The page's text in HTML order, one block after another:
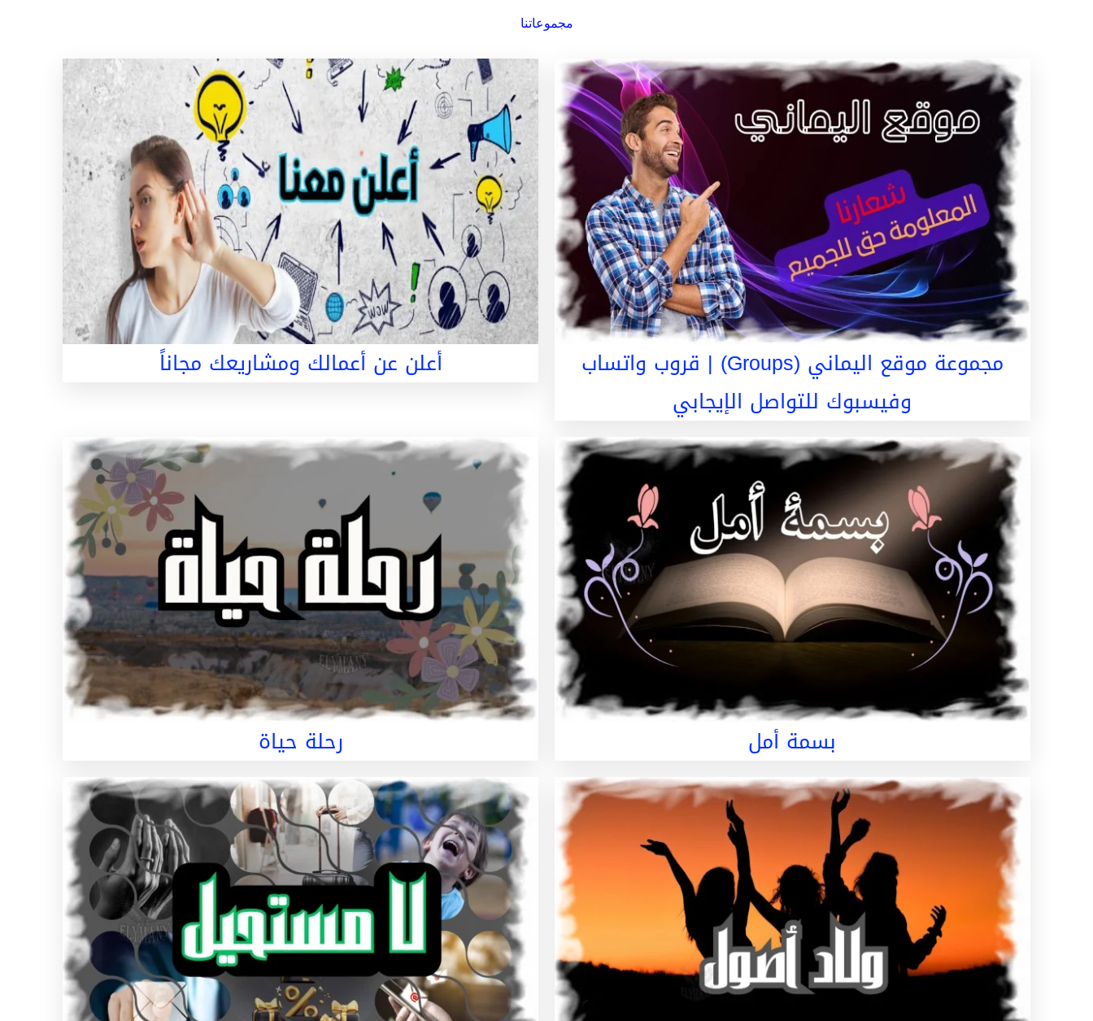
مجموعاتنا
مجموعة موقع اليماني (Groups) | قروب واتساب
وفيسبوك للتواصل الإيجابي
أعلن عن أعمالك ومشاريعك مجاناً
بسمة أمل رحلة حياة